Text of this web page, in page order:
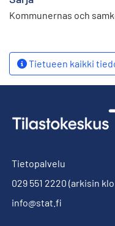
Kommunernas och
Tietueen kaikki
Tietopalvelu
029 551 2220 (arkisin klo
info@stat.fi